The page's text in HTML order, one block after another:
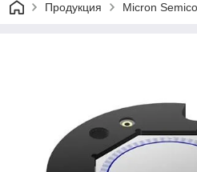
Продукция Micron